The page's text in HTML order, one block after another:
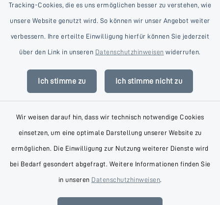
Tracking-Cookies, die es uns ermöglichen besser zu verstehen, wie
unsere Website genutzt wird. So können wir unser Angebot weiter
verbessern. Ihre erteilte Einwilligung hierfür können Sie jederzeit
über den Link in unseren Datenschutzhinweisen widerrufen.
Ich stimme zu Ich stimme nicht zu
Wir weisen darauf hin, dass wir technisch notwendige Cookies
einsetzen, um eine optimale Darstellung unserer Website zu
ermöglichen. Die Einwilligung zur Nutzung weiterer Dienste wird
bei Bedarf gesondert abgefragt. Weitere Informationen finden Sie
in unseren Datenschutzhinweisen.
Kontakt
Datenschutz
Impressum
Sitemap